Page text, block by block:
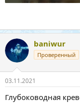
baniwur
Проверенный
03.11.2021
Глубоководная